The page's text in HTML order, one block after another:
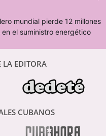
mundial pierde 12 millones
el suministro energético
LA EDITORA
CUBANOS